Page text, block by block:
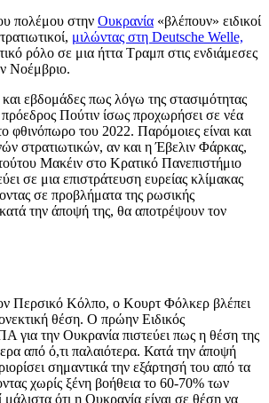
πολέμου στην Ουκρανία «βλέπουν» ειδικοί
μιλώντας στη Deutsche Welle,
ρόλο σε μια ήττα Τραμπ στις ενδιάμεσες
Νοέμβριο.
και εβδομάδες πως λόγω της στασιμότητας
Πούτιν ίσως προχωρήσει σε νέα
φθινόπωρο του 2022. Παρόμοιες είναι και
στρατιωτικών, αν και η Έβελιν Φάρκας,
Μακέιν στο Κρατικό Πανεπιστήμιο
σε μια επιστράτευση ευρείας κλίμακας
σε προβλήματα της ρωσικής
την άποψή της, θα αποτρέψουν τον
Περσικό Κόλπο, ο Κουρτ Φόλκερ βλέπει
θέση. Ο πρώην Ειδικός
για την Ουκρανία πιστεύει πως η θέση της
από ό,τι παλαιότερα. Κατά την άποψή
σημαντικά την εξάρτησή του από τα
χωρίς ξένη βοήθεια το 60-70% των
ότι η Ουκρανία είναι σε θέση να